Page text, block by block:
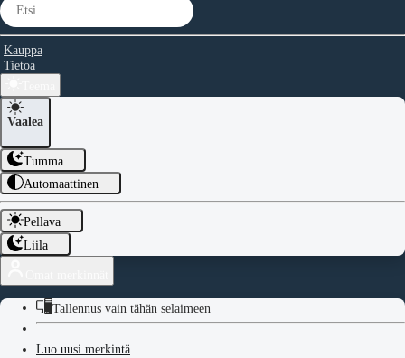
Kauppa
Tietoa
Vaalea
Tumma
Automaattinen
Pellava
Liila
Tallennus vain tähän selaimeen
Luo uusi merkintä